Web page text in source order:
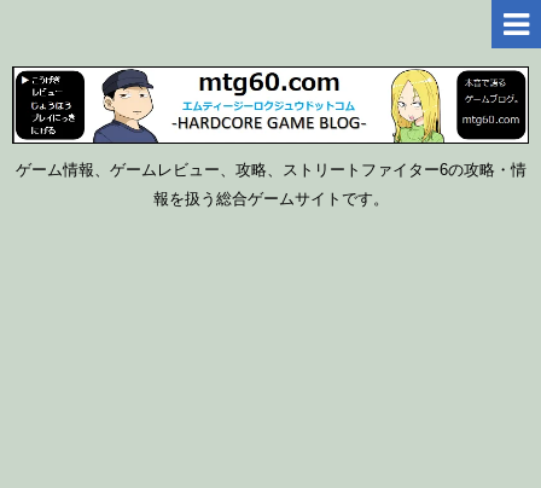
ゲーム情報、ゲームレビュー、攻略、ストリートファイター6の攻略・情
報を扱う総合ゲームサイトです。